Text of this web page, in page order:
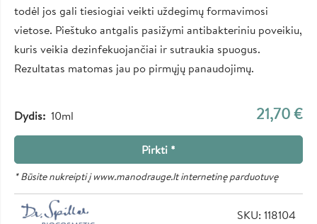
todėl jos gali tiesiogiai veikti uždegimų formavimosi
vietose. Pieštuko antgalis pasižymi antibakteriniu poveikiu,
kuris veikia dezinfekuojančiai ir sutraukia spuogus.
Rezultatas matomas jau po pirmųjų panaudojimų.
Dydis 10ml
Pirkti *
21,70 €
* Būsite nukreipti į www.manodrauge.lt internetinę parduotuvę
SKU: 118104